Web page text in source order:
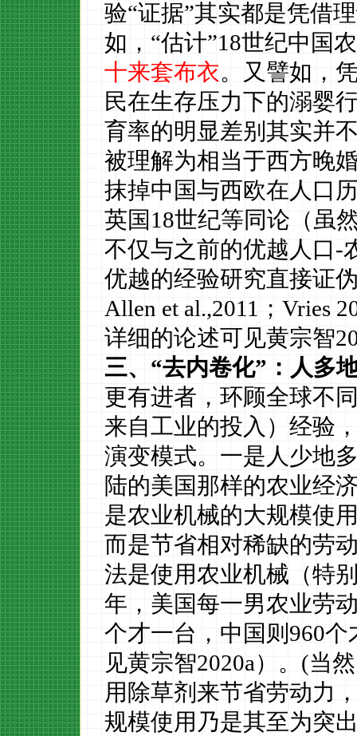
验“证据”其实都是凭借
如，“估计”18世纪中国
十来套布衣。又譬如，
民在生存压力下的溺婴
育率的明显差别其实并
被理解为相当于西方晚
抹掉中国与西欧在人口
英国18世纪等同论（虽
不仅与之前的优越人口-
优越的经验研究直接证
Allen et al.,2011；Vries
详细的论述可见黄宗智
三、“去内卷化”：人多
更有进者，环顾全球不
来自工业的投入）经验
演变模式。一是人少地
陆的美国那样的农业经
是农业机械的大规模使
而是节省相对稀缺的劳
法是使用农业机械（特
年，美国每一男农业劳
个才一台，中国则960
见黄宗智2020a）。(当
用除草剂来节省劳动力
规模使用乃是其至为突